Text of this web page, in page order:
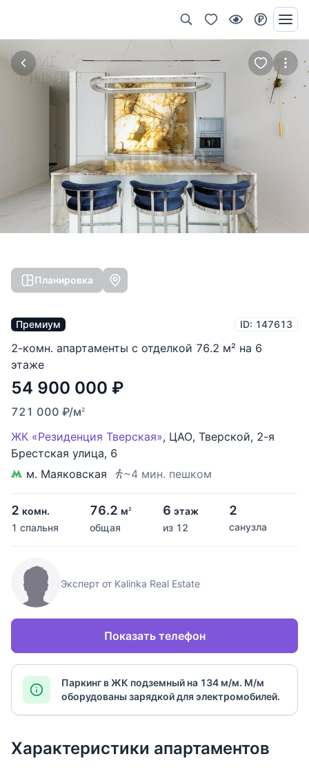
Планировка
Премиум ID: 147613
2-комн. апартаменты с отделкой 76.2 м² на 6
этаже
54 900 000 ₽
721 000 ₽/м2
ЖК «Резиденция Тверская», ЦАО, Тверской, 2-я
Брестская улица, 6
м. Маяковская
~4 мин. пешком
2 комн.
1 спальня
76.2 м2
общая
6 этаж
из 12
2
санузла
Эксперт от Kalinka Real Estate
Показать телефон
Паркинг в ЖК подземный на 134 м/м. М/м
оборудованы зарядкой для электромобилей​.
Характеристики апартаментов